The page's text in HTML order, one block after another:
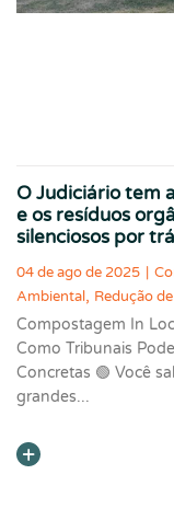
O Judiciário tem
e os resíduos
silenciosos por
04 de ago de 2025 |
Ambiental, Redução
Compostagem In
Como Tribunais
Concretas 🟢 Você
grandes